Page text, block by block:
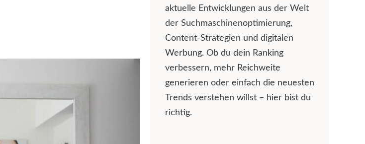
aktuelle Entwicklungen aus der Welt
der Suchmaschinenoptimierung,
Content-Strategien und digitalen
Werbung. Ob du dein Ranking
verbessern, mehr Reichweite
generieren oder einfach die neuesten
Trends verstehen willst – hier bist du
richtig.